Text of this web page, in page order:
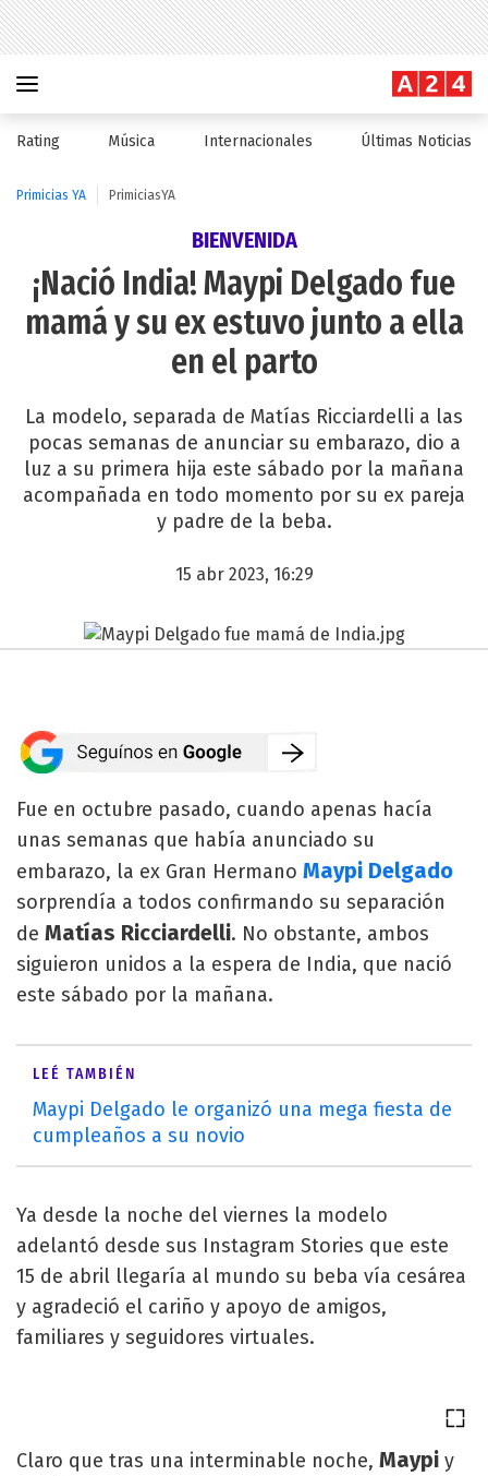
Rating Música Internacionales Últimas Noticias
Primicias YA PrimiciasYA
BIENVENIDA
¡Nació India! Maypi Delgado fue
mamá y su ex estuvo junto a ella
en el parto
La modelo, separada de Matías Ricciardelli a las
pocas semanas de anunciar su embarazo, dio a
luz a su primera hija este sábado por la mañana
acompañada en todo momento por su ex pareja
y padre de la beba.
15 abr 2023, 16:29
Fue en octubre pasado, cuando apenas hacía
unas semanas que había anunciado su
embarazo, la ex Gran Hermano Maypi Delgado
sorprendía a todos confirmando su separación
de Matías Ricciardelli. No obstante, ambos
siguieron unidos a la espera de India, que nació
este sábado por la mañana.
LEÉ TAMBIÉN
Maypi Delgado le organizó una mega fiesta de
cumpleaños a su novio
Ya desde la noche del viernes la modelo
adelantó desde sus Instagram Stories que este
15 de abril llegaría al mundo su beba vía cesárea
y agradeció el cariño y apoyo de amigos,
familiares y seguidores virtuales.
Claro que tras una interminable noche, Maypi y